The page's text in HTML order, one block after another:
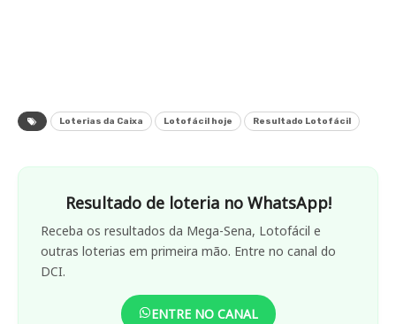
Loterias da Caixa Lotofácil hoje Resultado Lotofácil
Resultado de loteria no WhatsApp!
Receba os resultados da Mega-Sena, Lotofácil e
outras loterias em primeira mão. Entre no canal do
DCI.
ENTRE NO CANAL